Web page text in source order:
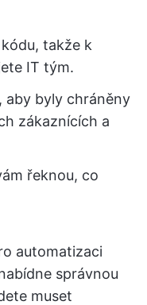
takže k
IT tým.
aby byly chráněny
zákaznících a
řeknou, co
automatizaci
správnou
muset